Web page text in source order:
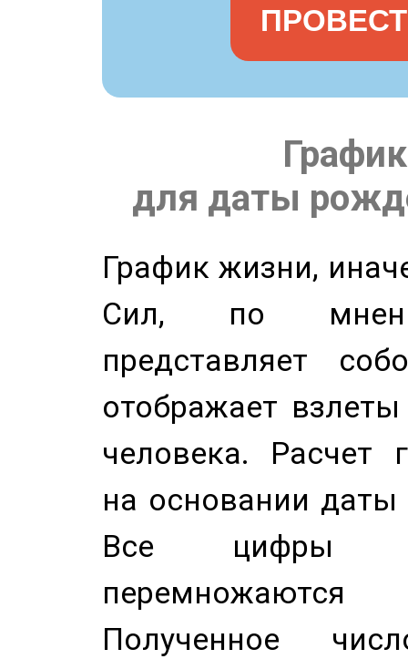
для даты
График жизни,
Сил, по
представляет
отображает
человека. Расчет
на основании
Все цифры
Полученное